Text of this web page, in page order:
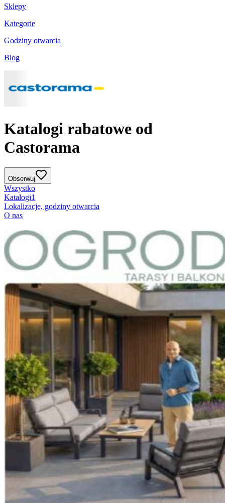
Sklepy
Kategorie
Godziny otwarcia
Blog
Katalogi rabatowe od
Castorama
Obserwuj
Wszystko
Katalogi1
Lokalizacje, godziny otwarcia
O nas